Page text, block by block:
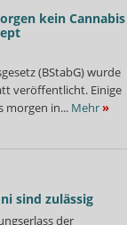
kein Cannabis
(BStabG) wurde
veröffentlicht. Einige
morgen in... Mehr»
sind zulässig
der